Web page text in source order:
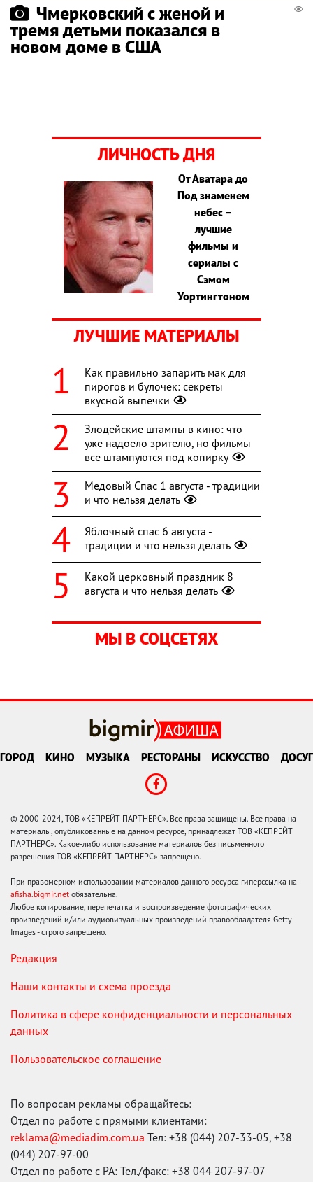
Чмерковский с женой и
тремя детьми показался в
новом доме в США
ЛИЧНОСТЬ ДНЯ
От Аватара до
Под знаменем
небес –
лучшие
фильмы и
сериалы с
Сэмом
Уортингтоном
ЛУЧШИЕ МАТЕРИАЛЫ
Как правильно запарить мак для
пирогов и булочек: секреты
вкусной выпечки
Злодейские штампы в кино: что
уже надоело зрителю, но фильмы
все штампуются под копирку
Медовый Спас 1 августа - традиции
и что нельзя делать
Яблочный спас 6 августа -
традиции и что нельзя делать
Какой церковный праздник 8
августа и что нельзя делать
МЫ В СОЦСЕТЯХ
ГОРОД КИНО МУЗЫКА РЕСТОРАНЫ ИСКУССТВО ДОСУГ
© 2000-2024, ТОВ «КЕПРЕЙТ ПАРТНЕРС». Все права защищены. Все права на
материалы, опубликованные на данном ресурсе, принадлежат ТОВ «КЕПРЕЙТ
ПАРТНЕРС». Какое-либо использование материалов без письменного
разрешения ТОВ «КЕПРЕЙТ ПАРТНЕРС» запрещено.
При правомерном использовании материалов данного ресурса гиперссылка на
afisha.bigmir.net обязательна.
Любое копирование, перепечатка и воспроизведение фотографических
произведений и/или аудиовизуальных произведений правообладателя Getty
Images - строго запрещено.
Редакция
Наши контакты и схема проезда
Политика в сфере конфиденциальности и персональных
данных
Пользовательское соглашение
По вопросам рекламы обращайтесь:
Отдел по работе с прямыми клиентами:
reklama@mediadim.com.ua Тел: +38 (044) 207-33-05, +38
(044) 207-97-00
Отдел по работе с РА: Тел./факс: +38 044 207-97-07